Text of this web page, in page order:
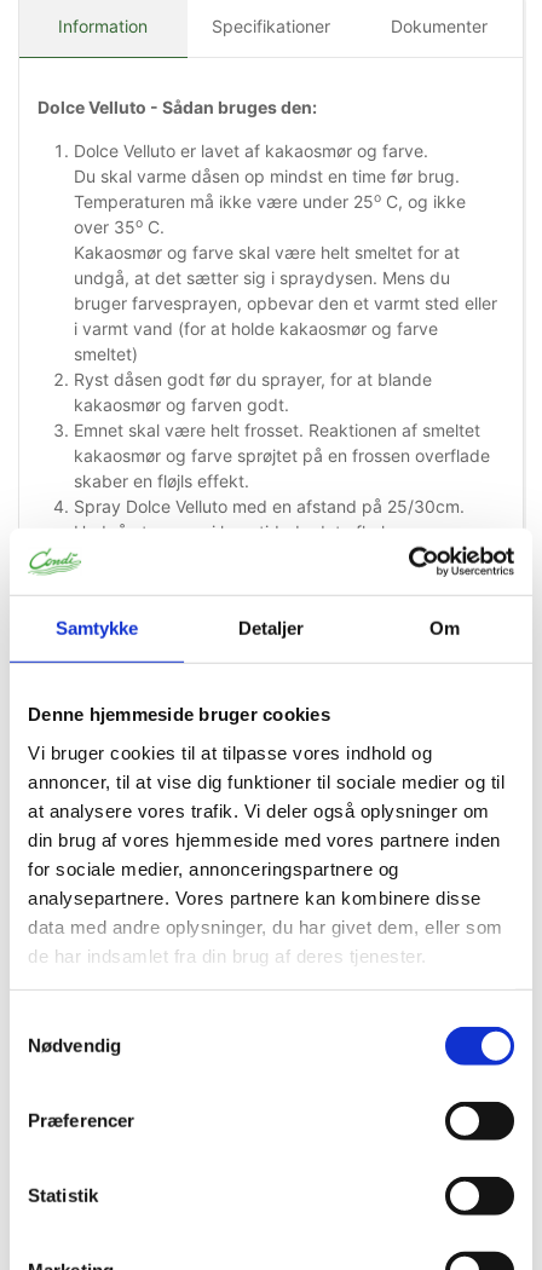
Samtykke Detaljer Om
Denne hjemmeside bruger cookies
Vi bruger cookies til at tilpasse vores indhold og
annoncer, til at vise dig funktioner til sociale medier og til
at analysere vores trafik. Vi deler også oplysninger om
din brug af vores hjemmeside med vores partnere inden
for sociale medier, annonceringspartnere og
analysepartnere. Vores partnere kan kombinere disse
data med andre oplysninger, du har givet dem, eller som
de har indsamlet fra din brug af deres tjenester.
Nødvendig
Præferencer
Statistik
Information Specifikationer Dokumenter
Dolce Velluto - Sådan bruges den:
Dolce Velluto er lavet af kakaosmør og farve.
Du skal varme dåsen op mindst en time før brug.
Temperaturen må ikke være under 25o C, og ikke
over 35o C.
Kakaosmør og farve skal være helt smeltet for at
undgå, at det sætter sig i spraydysen. Mens du
bruger farvesprayen, opbevar den et varmt sted eller
i varmt vand (for at holde kakaosmør og farve
smeltet)
Ryst dåsen godt før du sprayer, for at blande
kakaosmør og farven godt.
Emnet skal være helt frosset. Reaktionen af smeltet
kakaosmør og farve sprøjtet på en frossen overflade
skaber en fløjls effekt.
Spray Dolce Velluto med en afstand på 25/30cm.
Undgå at spraye i lang tid, da det afkøler
kakaosmøren og kan sætte sig i spray-dysen.
Hvis spray-dysen stopper til, tag dysen af sprayåsen,
fastsiddende kakaosmør. Når den er ren sættes den
på spraydåsen og varm det op igen, sådan at du kan
Advarsel
: Beholder under tryk. Skal beskyttes mod sollys
og må ikke udsættes for temperaturer på over 50
Må ikke punkteres eller brændes. Heller ikke, når den er
tømt.
Spray må ikke finde sted ved åben ild, ryges, elektricitet,
eller generelt ved varme kilder!
Undgå indånding og kontakt med øjnene. Opbevares
udenfor børns rækkevidde.
Brugsanvisnings video: